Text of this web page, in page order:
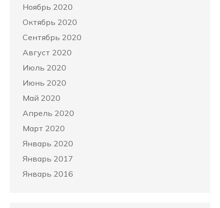
Ноябрь 2020
Октябрь 2020
Сентябрь 2020
Август 2020
Июль 2020
Июнь 2020
Май 2020
Апрель 2020
Март 2020
Январь 2020
Январь 2017
Январь 2016